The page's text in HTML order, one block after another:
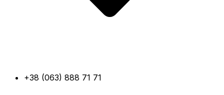
+38 (063) 888 71 71